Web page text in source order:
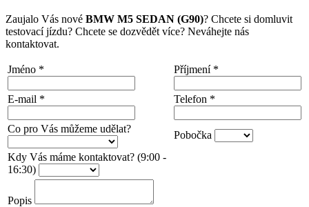
Zaujalo Vás nové BMW M5 SEDAN (G90)? Chcete si domluvit
testovací jízdu? Chcete se dozvědět více? Neváhejte nás
kontaktovat.
Jméno * Příjmení *
E-mail * Telefon *
Co pro Vás můžeme udělat?
Pobočka
Kdy Vás máme kontaktovat? (9:00 -
16:30)
Popis